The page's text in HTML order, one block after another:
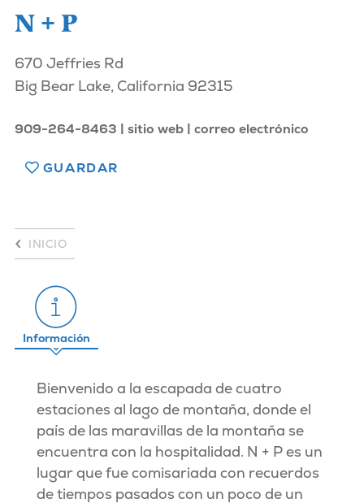
N + P
670 Jeffries Rd
Big Bear Lake, California 92315
909-264-8463 sitio web correo electrónico
GUARDAR
INICIO
Información
Bienvenido a la escapada de cuatro
estaciones al lago de montaña, donde el
país de las maravillas de la montaña se
encuentra con la hospitalidad. N + P es un
lugar que fue comisariada con recuerdos
de tiempos pasados con un poco de un